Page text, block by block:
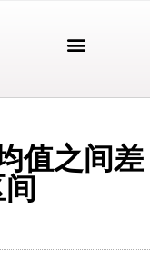
值之间差